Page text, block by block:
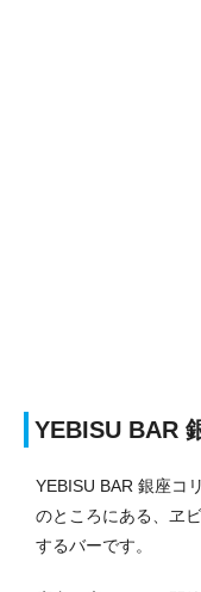
YEBISU BAR
YEBISU BAR 銀座コ
のところにある、ヱ
するバーです。